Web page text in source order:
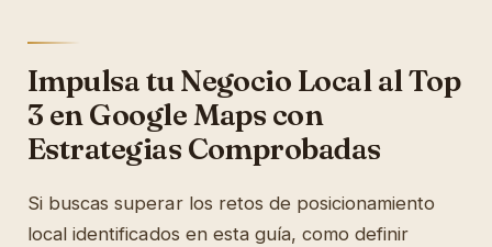
Impulsa tu Negocio Local al Top
3 en Google Maps con
Estrategias Comprobadas
Si buscas superar los retos de posicionamiento
local identificados en esta guía, como definir